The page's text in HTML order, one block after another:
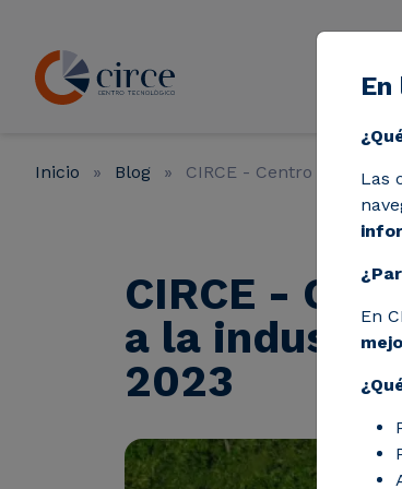
Inicio Blog CIRCE - Centro
CIRCE -
a la
2023
Las
En